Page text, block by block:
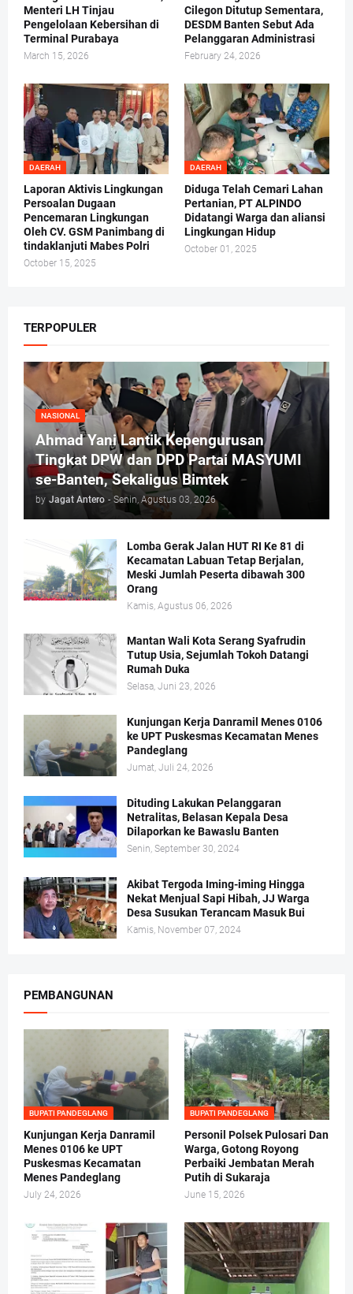
Menteri LH Tinjau
Pengelolaan Kebersihan di
Terminal Purabaya
March 15, 2026
Cilegon Ditutup Sementara,
DESDM Banten Sebut Ada
Pelanggaran Administrasi
February 24, 2026
DAERAH
Laporan Aktivis Lingkungan
Persoalan Dugaan
Pencemaran Lingkungan
Oleh CV. GSM Panimbang di
tindaklanjuti Mabes Polri
October 15, 2025
DAERAH
Diduga Telah Cemari Lahan
Pertanian, PT ALPINDO
Didatangi Warga dan aliansi
Lingkungan Hidup
October 01, 2025
TERPOPULER
NASIONAL
Ahmad Yani Lantik Kepengurusan
Tingkat DPW dan DPD Partai MASYUMI
se-Banten, Sekaligus Bimtek
by Jagat Antero - Senin, Agustus 03, 2026
Lomba Gerak Jalan HUT RI Ke 81 di
Kecamatan Labuan Tetap Berjalan,
Meski Jumlah Peserta dibawah 300
Orang
Kamis, Agustus 06, 2026
Mantan Wali Kota Serang Syafrudin
Tutup Usia, Sejumlah Tokoh Datangi
Rumah Duka
Selasa, Juni 23, 2026
Kunjungan Kerja Danramil Menes 0106
ke UPT Puskesmas Kecamatan Menes
Pandeglang
Jumat, Juli 24, 2026
Dituding Lakukan Pelanggaran
Netralitas, Belasan Kepala Desa
Dilaporkan ke Bawaslu Banten
Senin, September 30, 2024
Akibat Tergoda Iming-iming Hingga
Nekat Menjual Sapi Hibah, JJ Warga
Desa Susukan Terancam Masuk Bui
Kamis, November 07, 2024
PEMBANGUNAN
BUPATI PANDEGLANG
Kunjungan Kerja Danramil
Menes 0106 ke UPT
Puskesmas Kecamatan
Menes Pandeglang
July 24, 2026
BUPATI PANDEGLANG
Personil Polsek Pulosari Dan
Warga, Gotong Royong
Perbaiki Jembatan Merah
Putih di Sukaraja
June 15, 2026